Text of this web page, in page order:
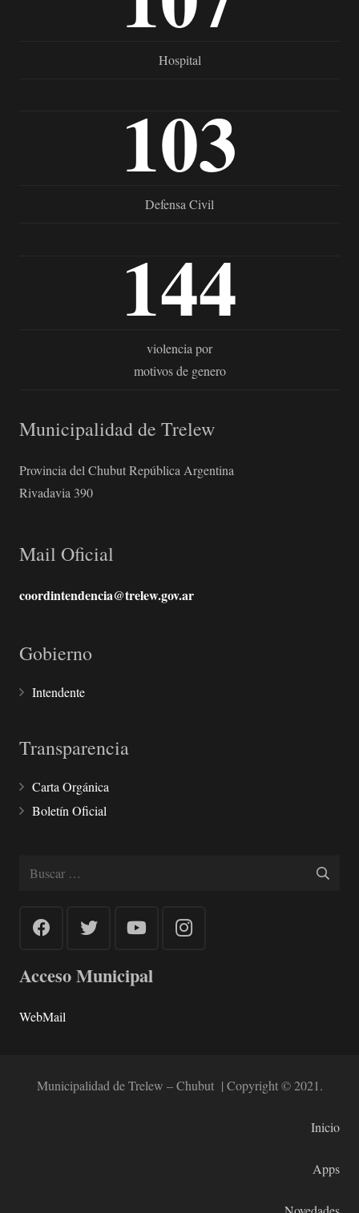
Hospital
103
Defensa Civil
144
violencia por
motivos de genero
Municipalidad de Trelew
Provincia del Chubut República Argentina
Rivadavia 390
Mail Oficial
coordintendencia@trelew.gov.ar
Gobierno
Intendente
Transparencia
Carta Orgánica
Boletín Oficial
Buscar:
Acceso Municipal
WebMail
Municipalidad de Trelew – Chubut | Copyright © 2021.
Inicio
Apps